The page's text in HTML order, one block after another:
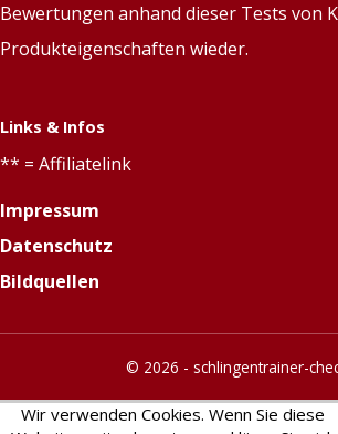
Bewertungen anhand dieser Tests von
Produkteigenschaften wieder.
Links & Infos
** = Affiliatelink
Impressum
Datenschutz
Bildquellen
© 2026 - schlingentrainer-
Wir verwenden Cookies. Wenn Sie diese